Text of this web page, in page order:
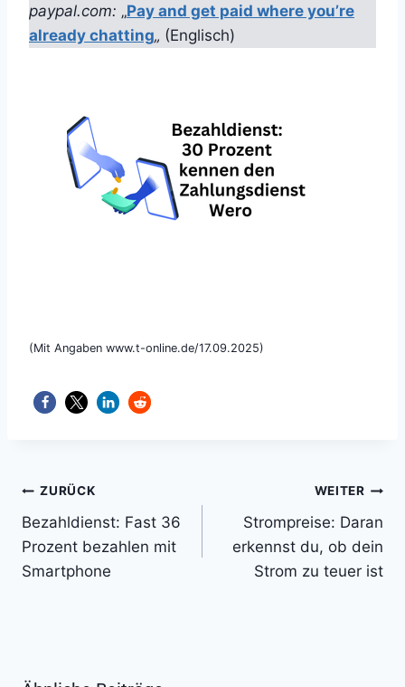
paypal.com: „Pay and get paid where you’re
already chatting„ (Englisch)
(Mit Angaben www.t-online.de/17.09.2025)
Beitragsnavigation
ZURÜCK
Bezahldienst: Fast 36
Prozent bezahlen mit
Smartphone
WEITER
Strompreise: Daran
erkennst du, ob dein
Strom zu teuer ist